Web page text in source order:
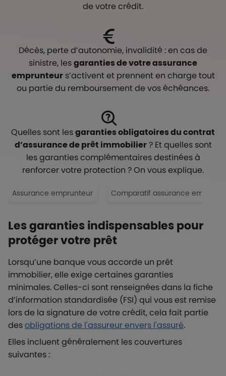
de votre crédit.
Décès, perte d’autonomie, invalidité : en cas de
sinistre, lesgaranties de votre assurance
emprunteurs’activent et prennent en charge tout
ou partie du remboursement de vos échéances.
Quelles sont lesgaranties obligatoires du contrat
d’assurance de prêt immobilier? Et quelles sont
les garanties complémentaires destinées à
renforcer votre protection ? On vous explique.
Assurance emprunteur Comparatif assurance
Les garanties indispensables pour
protéger votre prêt
Lorsqu’une banque vous accorde un prêt
immobilier, elle exige certaines garanties
minimales. Celles-ci sont renseignées dans la fiche
d’information standardisée (FSI) qui vous est remise
lors de la signature de votre crédit, cela fait partie
desobligations de l'assureur envers l'assuré.
Elles incluent généralement les couvertures
suivantes :